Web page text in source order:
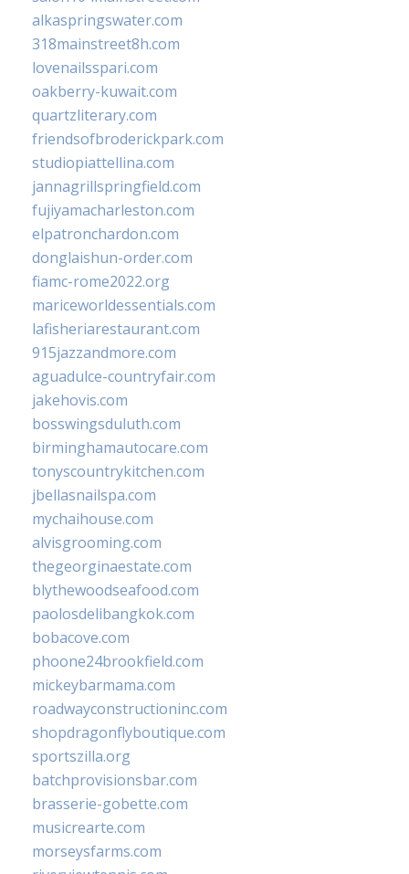
alkaspringswater.com
318mainstreet8h.com
lovenailsspari.com
oakberry-kuwait.com
quartzliterary.com
friendsofbroderickpark.com
studiopiattellina.com
jannagrillspringfield.com
fujiyamacharleston.com
elpatronchardon.com
donglaishun-order.com
fiamc-rome2022.org
mariceworldessentials.com
lafisheriarestaurant.com
915jazzandmore.com
aguadulce-countryfair.com
jakehovis.com
bosswingsduluth.com
birminghamautocare.com
tonyscountrykitchen.com
jbellasnailspa.com
mychaihouse.com
alvisgrooming.com
thegeorginaestate.com
blythewoodseafood.com
paolosdelibangkok.com
bobacove.com
phoone24brookfield.com
mickeybarmama.com
roadwayconstructioninc.com
shopdragonflyboutique.com
sportszilla.org
batchprovisionsbar.com
brasserie-gobette.com
musicrearte.com
morseysfarms.com